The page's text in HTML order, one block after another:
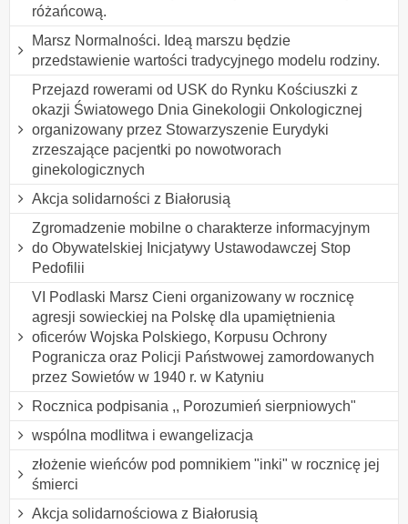
różańcową.
Marsz Normalności. Ideą marszu będzie
przedstawienie wartości tradycyjnego modelu rodziny.
Przejazd rowerami od USK do Rynku Kościuszki z
okazji Światowego Dnia Ginekologii Onkologicznej
organizowany przez Stowarzyszenie Eurydyki
zrzeszające pacjentki po nowotworach
ginekologicznych
Akcja solidarności z Białorusią
Zgromadzenie mobilne o charakterze informacyjnym
do Obywatelskiej Inicjatywy Ustawodawczej Stop
Pedofilii
VI Podlaski Marsz Cieni organizowany w rocznicę
agresji sowieckiej na Polskę dla upamiętnienia
oficerów Wojska Polskiego, Korpusu Ochrony
Pogranicza oraz Policji Państwowej zamordowanych
przez Sowietów w 1940 r. w Katyniu
Rocznica podpisania ,, Porozumień sierpniowych"
wspólna modlitwa i ewangelizacja
złożenie wieńców pod pomnikiem "inki" w rocznicę jej
śmierci
Akcja solidarnościowa z Białorusią